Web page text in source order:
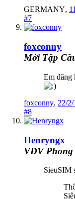
GERMANY,
#7
foxconny
Mới Tập
Em đăng
foxconny, 22/2/
#8
Henryngx
VĐV Phong
SieuSIM